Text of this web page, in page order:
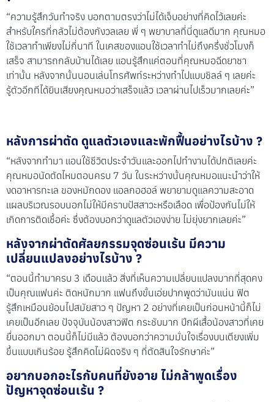
“ความรู้สึกวันทำจริง บอกตามตรงว่าไม่ได้เจ็บอย่างที่คิดไว้เลยค่ะ
สำหรับใครที่กลัวไม่ต้องกังวลเลย พี่ ๆ พยาบาลที่นี่ดูแลดีมาก คุณหมอ
ใช้เวลาทำเพียงไม่กี่นาที ในเคสของแอนใช้เวลาทำไม่ถึงครึ่งชั่วโมงก็
เสร็จ สามารถกลับบ้านได้เลย แอนรู้สึกแค่ตอนที่คุณหมอฉีดยาชา
เท่านั้น หลังจากนั้นนอนเล่นโทรศัพท์ระหว่างทำไปแบบชิลล์ ๆ เลยค่ะ
รู้ตัวอีกทีได้ยินเสียงคุณหมอว่าเสร็จแล้ว เวลาผ่านไปเร็วมากเลยค่ะ”
หลังการผ่าตัด ดูแลตัวเองและพักฟื้นอย่างไรบ้าง ?
“หลังจากทำมา แอนใช้ชีวิตประจำวันเเละออกไปทำงานได้ปกติเลยค่ะ
คุณหมอนัดตัดไหมตอนครบ 7 วัน ในระหว่างนั้นคุณหมอแนะนำว่าให้
งดอาหารทะเล ของหมักดอง แอลกอฮอล์ พยายามดูเเลความสะอาด
แผลบริเวณรอบนอกไม่ให้มีคราบปัสสาวะหรือเลือด เพื่อป้องกันไม่ให้
เกิดการติดเชื้อค่ะ ซึ่งต้องบอกว่าดูแลตัวเองง่าย ไม่ยุ่งยากเลยค่ะ”
หลังจากผ่าตัดศัลยกรรมจุดซ่อนเร้น มีความ
เปลี่ยนแปลงอย่างไรบ้าง ?
“ตอนนี้ทำมาครบ 3 เดือนแล้ว สิ่งที่เห็นความเปลี่ยนแปลงมากที่สุดคง
เป็นคุณแฟนค่ะ ติดหนักมาก แฟนถึงขั้นเอ่ยปากพูดว่ามันแน่น ฟิต
รู้สึกเหมือนย้อนไปสมัยสาว ๆ ปัญหา 2 อย่างที่เคยเป็นก่อนหน้านี้ก็ไม่
เคยเป็นอีกเลย ปัจจุบันน้องสาวฟิต กระชับมาก ปีกผีเสื้อน้องสาวที่เคย
ยื่นออกมา ตอนนี้ก็ไม่มีแล้ว ต้องบอกว่าความมั่นใจเรื่องบนเตียงเพิ่ม
ขึ้นแบบเกินร้อย รู้สึกคิดไม่ผิดจริง ๆ ที่ตัดสินใจรักษาค่ะ”
อยากบอกอะไรกับคนที่ยังอาย ไม่กล้าพูดเรื่อง
ปัญหาจุดซ่อนเร้น ?